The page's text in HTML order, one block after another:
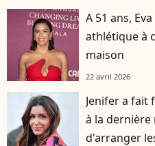
A 51 ans,
athlétique à
maison
22 avril 2026
Jenifer a fait
à la
d'arranger